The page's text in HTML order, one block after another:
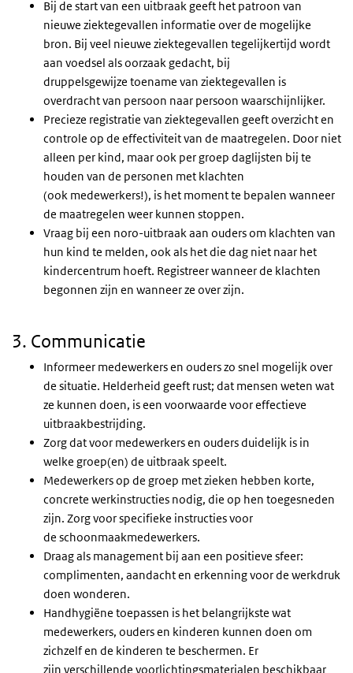
Bij de start van een uitbraak geeft het patroon van
nieuwe ziektegevallen informatie over de mogelijke
bron. Bij veel nieuwe ziektegevallen tegelijkertijd wordt
aan voedsel als oorzaak gedacht, bij
druppelsgewijze toename van ziektegevallen is
overdracht van persoon naar persoon waarschijnlijker.
Precieze registratie van ziektegevallen geeft overzicht en
controle op de effectiviteit van de maatregelen. Door niet
alleen per kind, maar ook per groep daglijsten bij te
houden van de personen met klachten
(ook medewerkers!), is het moment te bepalen wanneer
de maatregelen weer kunnen stoppen.
Vraag bij een noro-uitbraak aan ouders om klachten van
hun kind te melden, ook als het die dag niet naar het
kindercentrum hoeft. Registreer wanneer de klachten
begonnen zijn en wanneer ze over zijn.
3. Communicatie
Informeer medewerkers en ouders zo snel mogelijk over
de situatie. Helderheid geeft rust; dat mensen weten wat
ze kunnen doen, is een voorwaarde voor effectieve
uitbraakbestrijding.
Zorg dat voor medewerkers en ouders duidelijk is in
welke groep(en) de uitbraak speelt.
Medewerkers op de groep met zieken hebben korte,
concrete werkinstructies nodig, die op hen toegesneden
zijn. Zorg voor specifieke instructies voor
de schoonmaakmedewerkers.
Draag als management bij aan een positieve sfeer:
complimenten, aandacht en erkenning voor de werkdruk
doen wonderen.
Handhygiëne toepassen is het belangrijkste wat
medewerkers, ouders en kinderen kunnen doen om
zichzelf en de kinderen te beschermen. Er
zijn verschillende voorlichtingsmaterialen beschikbaar